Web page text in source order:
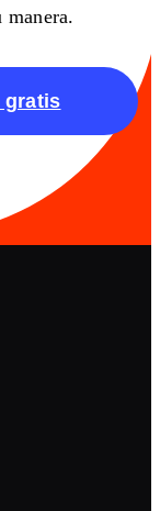
manera.
gratis